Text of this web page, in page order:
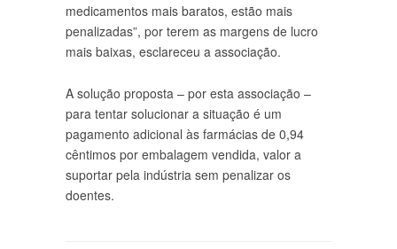
medicamentos mais baratos, estão mais
penalizadas”, por terem as margens de lucro
mais baixas, esclareceu a associação.
A solução proposta – por esta associação –
para tentar solucionar a situação é um
pagamento adicional às farmácias de 0,94
cêntimos por embalagem vendida, valor a
suportar pela indústria sem penalizar os
doentes.